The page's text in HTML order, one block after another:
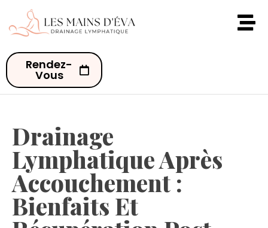
Rendez-
Vous
Drainage
Lymphatique Après
Accouchement :
Bienfaits Et